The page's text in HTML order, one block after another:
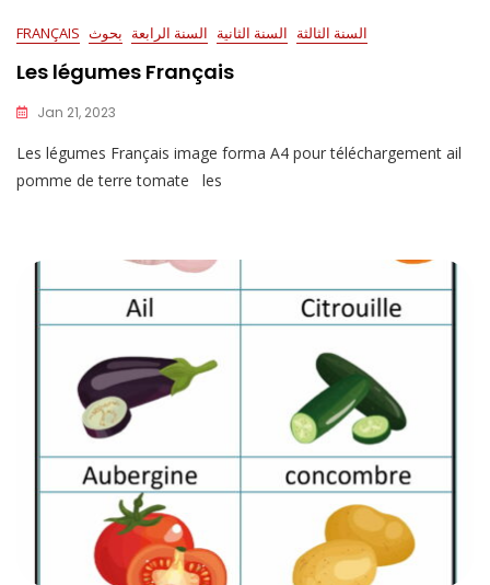
FRANÇAIS السنة الثالثة السنة الثانية السنة الرابعة بحوث
Les légumes Français
Jan 21, 2023
Les légumes Français image forma A4 pour téléchargement ail
pomme de terre tomate les